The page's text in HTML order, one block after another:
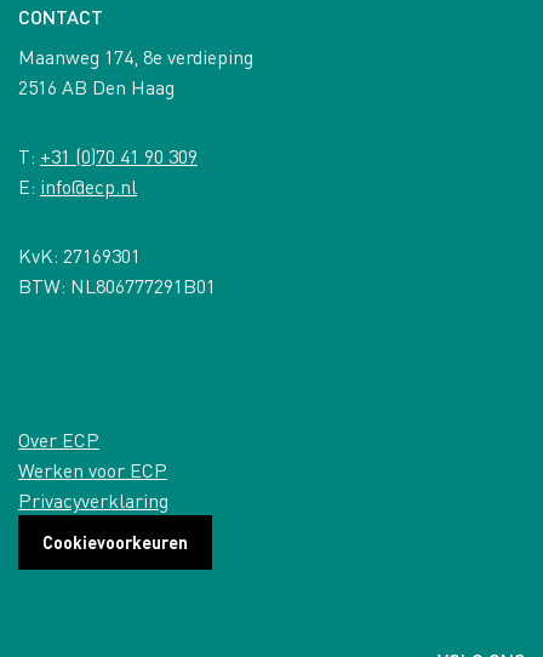
CONTACT
Maanweg 174, 8e verdieping
2516 AB Den Haag
T: +31 (0)70 41 90 309
E: info@ecp.nl
KvK: 27169301
BTW: NL806777291B01
Over ECP
Werken voor ECP
Privacyverklaring
Cookievoorkeuren